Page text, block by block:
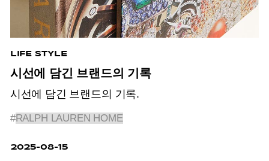
LIFE STYLE
시선에 담긴 브랜드의 기록
시선에 담긴 브랜드의 기록.
#RALPH LAUREN HOME
2025-08-15